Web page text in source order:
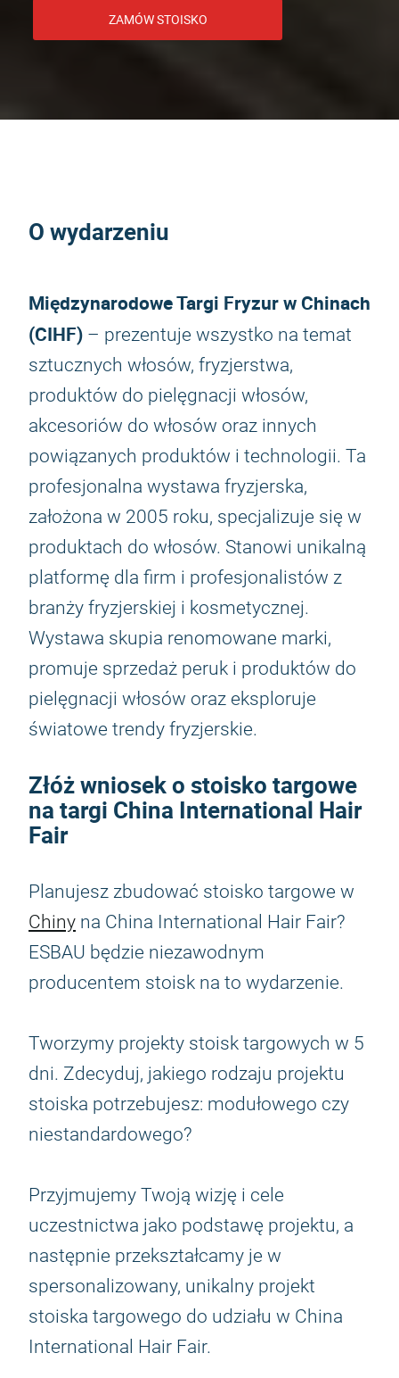
ZAMÓW STOISKO
O wydarzeniu
Międzynarodowe Targi Fryzur w Chinach
(CIHF) – prezentuje wszystko na temat
sztucznych włosów, fryzjerstwa,
produktów do pielęgnacji włosów,
akcesoriów do włosów oraz innych
powiązanych produktów i technologii. Ta
profesjonalna wystawa fryzjerska,
założona w 2005 roku, specjalizuje się w
produktach do włosów. Stanowi unikalną
platformę dla firm i profesjonalistów z
branży fryzjerskiej i kosmetycznej.
Wystawa skupia renomowane marki,
promuje sprzedaż peruk i produktów do
pielęgnacji włosów oraz eksploruje
światowe trendy fryzjerskie.
Złóż wniosek o stoisko targowe
na targi China International Hair
Fair
Planujesz zbudować stoisko targowe w
Chiny na China International Hair Fair?
ESBAU będzie niezawodnym
producentem stoisk na to wydarzenie.
Tworzymy projekty stoisk targowych w 5
dni. Zdecyduj, jakiego rodzaju projektu
stoiska potrzebujesz: modułowego czy
niestandardowego?
Przyjmujemy Twoją wizję i cele
uczestnictwa jako podstawę projektu, a
następnie przekształcamy je w
spersonalizowany, unikalny projekt
stoiska targowego do udziału w China
International Hair Fair.